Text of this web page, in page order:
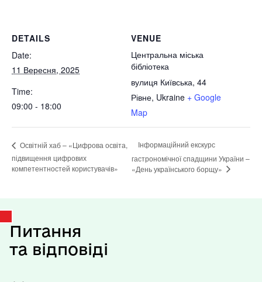
DETAILS
Date:
11 Вересня, 2025
Time:
09:00 - 18:00
VENUE
Центральна міська
бібліотека
вулиця Київська, 44
Рівне, Ukraine + Google
Map
Освітній хаб – «Цифрова освіта,
підвищення цифрових
компетентностей користувачів»
Інформаційний екскурс
гастрономічної спадщини України –
«День українського борщу»
Питання
та відповіді